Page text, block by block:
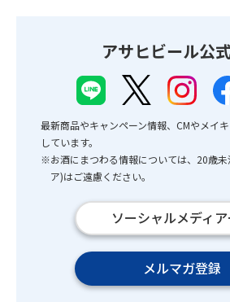
アサヒビール公
最新商品やキャンペーン情報、CMやメイ
しています。
※お酒にまつわる情報については、20歳未
ア)はご遠慮ください。
ソーシャルメディ
メルマガ登録